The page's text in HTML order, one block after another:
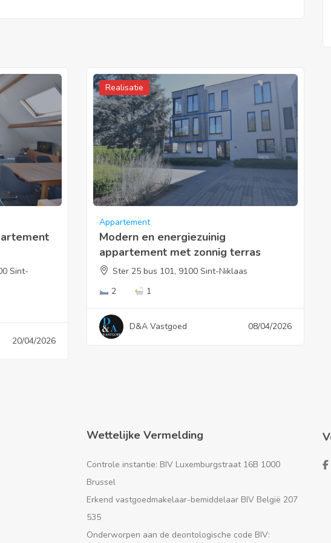
Sint-
20/04/2026
Realisatie
Appartement
Modern en energiezuinig
appartement met zonnig terras
Ster 25 bus 101, 9100 Sint-Niklaas
2
1
D&A Vastgoed 08/04/2026
Wettelijke Vermelding
Controle instantie: BIV Luxemburgstraat 16B 1000
Brussel
Erkend vastgoedmakelaar-bemiddelaar BIV België 207
535
Onderworpen aan de deontologische code BIV: